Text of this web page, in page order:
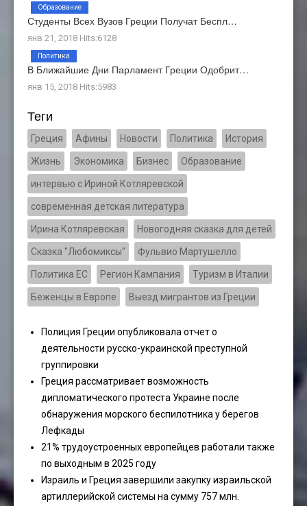
Студенты Всех Вузов Греции Получат Беспл…
янв 21, 2018 Hits:6128
Образование
В Ближайшие Дни Парламент Греции Одобрит…
янв 15, 2018 Hits:5983
Политика
Теги
Греция Афины Новости Политика История
Жизнь Экономика Бизнес Образование
интервью с Ириной Котляревской
современная детская литература
Ирина Котляревская Новогодняя сказка для детей
Сказка "Любомиксы" Фульвио Мартушелло
Политика ЕС Регион Кампания Туризм в Италии
Беженцы в Европе Выезд мигрантов из Греции
Полиция Греции опубликовала отчет о
деятельности русско-украинской преступной
группировки
Греция рассматривает возможность
дипломатического протеста Украине после
обнаружения морского беспилотника у берегов
Лефкады
21% трудоустроенных европейцев работали также
по выходным в 2025 году
Израиль и Греция завершили закупку израильской
артиллерийской системы на сумму 757 млн.